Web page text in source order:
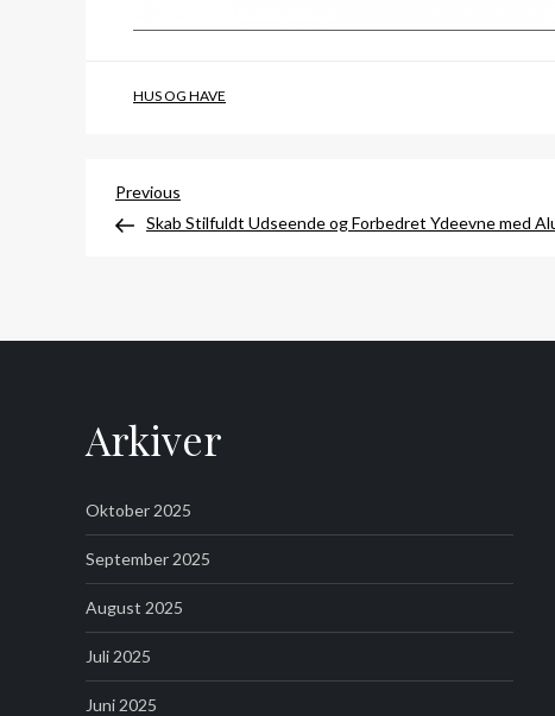
HUS OG HAVE
Indlægsnavigation
Previous
Post
Previous
Skab Stilfuldt Udseende og Forbedret Ydeevne med
Arkiver
Oktober 2025
September 2025
August 2025
Juli 2025
Juni 2025